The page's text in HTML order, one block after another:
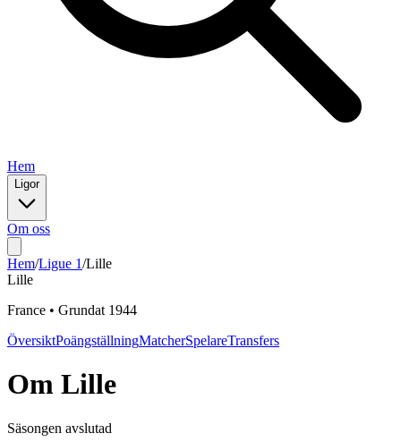
Hem
Ligor
Om oss
Hem/Ligue 1/Lille
Lille
France • Grundat 1944
ÖversiktPoängställningMatcherSpelareTransfers
Om Lille
Säsongen avslutad